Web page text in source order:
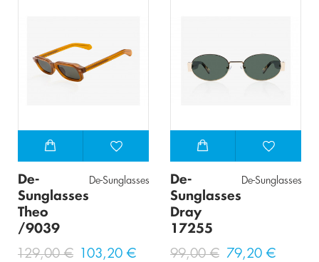
De-
Sunglasses
Theo
/9039
De-Sunglasses
129,00 € 103,20 €
De-
Sunglasses
Dray
17255
De-Sunglasses
99,00 € 79,20 €